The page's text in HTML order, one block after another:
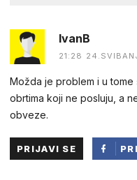
IvanB
21:28
Možda je problem i u tome
obrtima koji ne posluju, a
obveze.
PRIJAVI SE